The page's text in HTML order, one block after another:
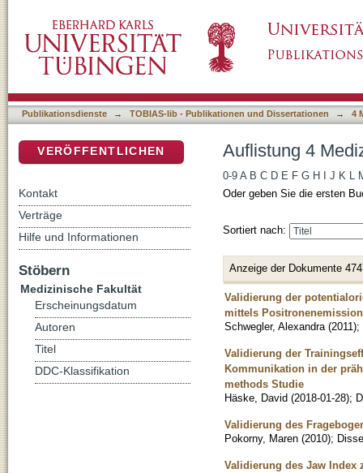
Publikationsdienste → TOBIAS-lib - Publikationen und Dissertationen → 4
Auflistung 4
0-9 A B C D E F G H J K L
Oder geben Sie die ersten
Sortiert nach:
Anzeige der Dokumente
Validierung der
mittels
Schwegler, Alexandra (2011);
Validierung der
Kommunikation in der
methods Studie
Häske, David (2018-01-28);
Validierung des
Pokorny, Maren (2010);
Validierung des Jaw Index
VERÖFFENTLICHEN
Kontakt
Verträge
Hilfe und Informationen
Stöbern
Medizinische Fakultät
Erscheinungsdatum
Autoren
Titel
DDC-Klassifikation